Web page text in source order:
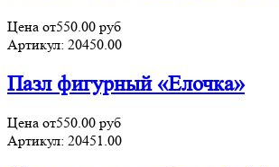
Цена от550.00 руб
Артикул: 20450.00
Пазл фигурный «Елочка»
Цена от550.00 руб
Артикул: 20451.00